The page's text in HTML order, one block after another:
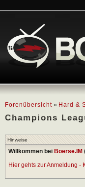
Forenübersicht » Hard &
Champions
Hinweise
Willkommen bei Boerse.IM
Hier gehts zur Anmeldung -